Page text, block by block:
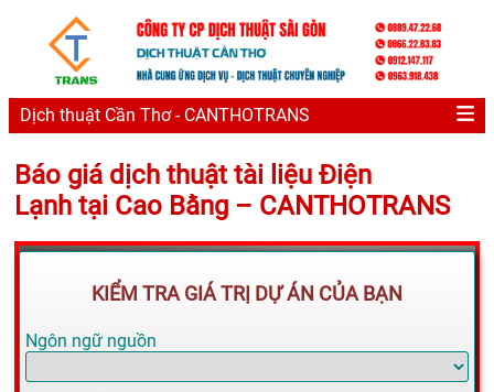
Dịch thuật Cần Thơ - CANTHOTRANS
Báo giá dịch thuật tài liệu Điện
Lạnh tại Cao Bằng – CANTHOTRANS
KIỂM TRA GIÁ TRỊ DỰ ÁN CỦA BẠN
Ngôn ngữ nguồn